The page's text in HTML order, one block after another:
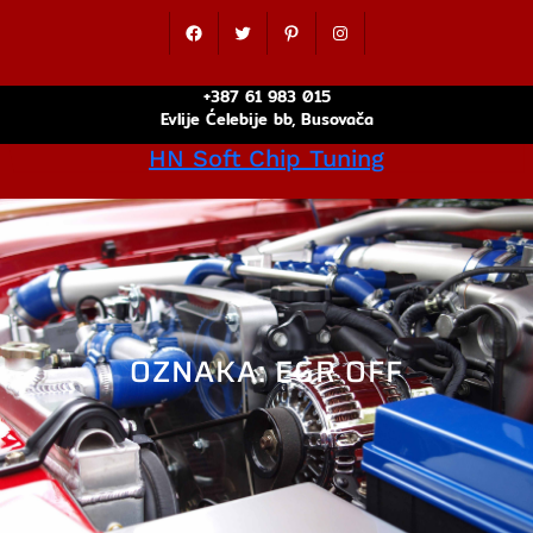
Facebook Twitter Pinterest Instagram
+387 61 983 015
Evlije Ćelebije bb, Busovača
HN Soft Chip Tuning
OZNAKA:EGR OFF